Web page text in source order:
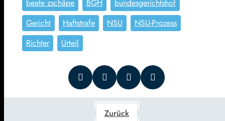
beate zschäpe BGH
bundesgerichtshof
Gericht
Haftstrafe NSU
NSU-Prozess
Richter
Urteil
Zurück